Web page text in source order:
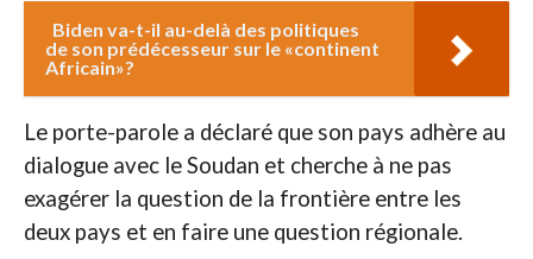
Biden va-t-il au-delà des politiques
de son prédécesseur sur le «continent
Africain»?
Le porte-parole a déclaré que son pays adhère au
dialogue avec le Soudan et cherche à ne pas
exagérer la question de la frontière entre les
deux pays et en faire une question régionale.